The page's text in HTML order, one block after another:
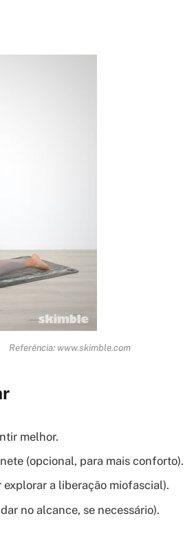
Referência: www.skimble.com
melhor.
(opcional, para mais conforto).
explorar a liberação miofascial).
no alcance, se necessário).